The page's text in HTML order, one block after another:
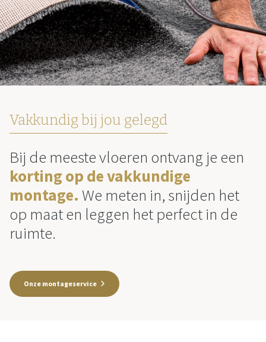
Vakkundig bij jou gelegd
Bij de meeste vloeren ontvang je een
korting op de vakkundige
montage. We meten in, snijden het
op maat en leggen het perfect in de
ruimte.
Onze montageservice